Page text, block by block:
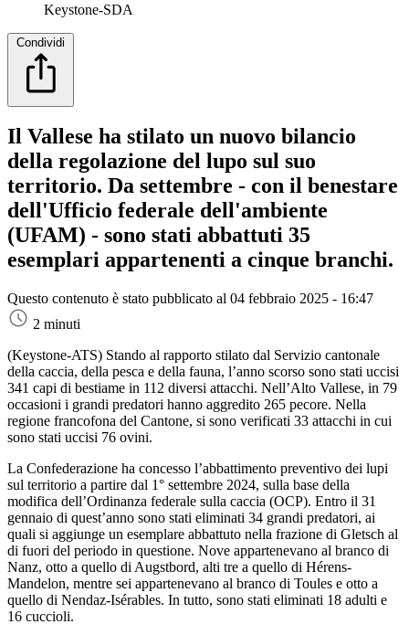
Keystone-SDA
Condividi
Il Vallese ha stilato un nuovo bilancio
della regolazione del lupo sul suo
territorio. Da settembre - con il benestare
dell'Ufficio federale dell'ambiente
(UFAM) - sono stati abbattuti 35
esemplari appartenenti a cinque branchi.
Questo contenuto è stato pubblicato al 04 febbraio 2025 - 16:47
2 minuti
(Keystone-ATS) Stando al rapporto stilato dal Servizio cantonale
della caccia, della pesca e della fauna, l’anno scorso sono stati uccisi
341 capi di bestiame in 112 diversi attacchi. Nell’Alto Vallese, in 79
occasioni i grandi predatori hanno aggredito 265 pecore. Nella
regione francofona del Cantone, si sono verificati 33 attacchi in cui
sono stati uccisi 76 ovini.
La Confederazione ha concesso l’abbattimento preventivo dei lupi
sul territorio a partire dal 1° settembre 2024, sulla base della
modifica dell’Ordinanza federale sulla caccia (OCP). Entro il 31
gennaio di quest’anno sono stati eliminati 34 grandi predatori, ai
quali si aggiunge un esemplare abbattuto nella frazione di Gletsch al
di fuori del periodo in questione. Nove appartenevano al branco di
Nanz, otto a quello di Augstbord, alti tre a quello di Hérens-
Mandelon, mentre sei appartenevano al branco di Toules e otto a
quello di Nendaz-Isérables. In tutto, sono stati eliminati 18 adulti e
16 cuccioli.